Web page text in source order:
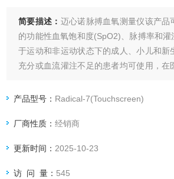
简要描述： 迈心诺脉搏血氧测量仪该产品
的功能性血氧饱和度(SpO2)、脉搏率和灌
于运动和非运动状态下的成人、小儿和新
充分或血流灌注不足的患者均可使用，在
产品型号： Radical-7(Touchscreen)
厂商性质：经销商
更新时间： 2025-10-23
访 问 量： 545